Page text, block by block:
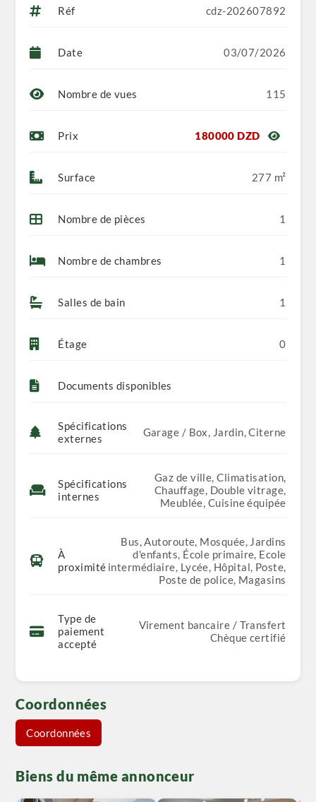
Réf cdz-202607892
Date 03/07/2026
Nombre de vues 115
Prix 180000 DZD
Surface 277 m²
Nombre de pièces 1
Nombre de chambres 1
Salles de bain 1
Étage 0
Documents disponibles
Spécifications
externes
Garage / Box, Jardin, Citerne
Spécifications
internes
Gaz de ville, Climatisation,
Chauffage, Double vitrage,
Meublée, Cuisine équipée
À
proximité
Bus, Autoroute, Mosquée, Jardins
d'enfants, École primaire, Ecole
intermédiaire, Lycée, Hôpital, Poste,
Poste de police, Magasins
Type de
paiement
accepté
Virement bancaire / Transfert
Chèque certifié
Coordonnées
Coordonnées
Biens du même annonceur